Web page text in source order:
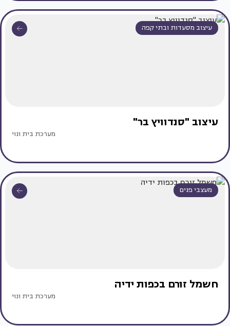
עיצוב מסעדות ובתי קפה
עיצוב "סנדוויץ בר"
מערכת בית ונוי
מעצבי פנים
חשמל זורם בכפות ידיה
מערכת בית ונוי